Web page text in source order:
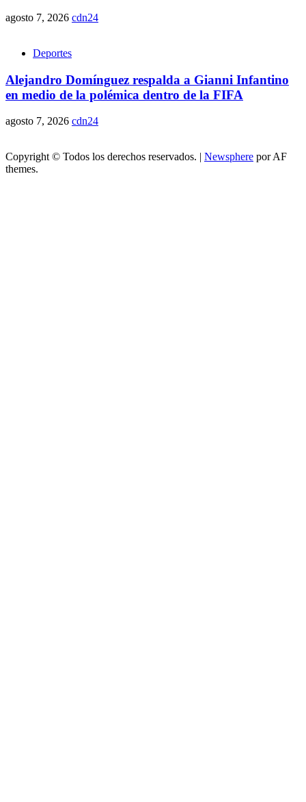
agosto 7, 2026 cdn24
Deportes
Alejandro Domínguez respalda a Gianni Infantino
en medio de la polémica dentro de la FIFA
agosto 7, 2026 cdn24
Copyright © Todos los derechos reservados. | Newsphere por AF
themes.